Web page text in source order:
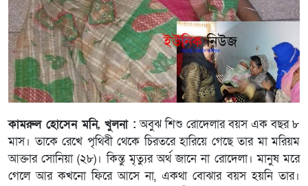
কামরুল হোসেন মনি, খুলনা : অবুঝ শিশু রোদেলার বয়স এক বছর ৮
মাস। তাকে রেখে পৃথিবী থেকে চিরতরে হারিয়ে গেছে তার মা মরিয়ম
আক্তার সোনিয়া (২৮)। কিন্তু মৃত্যুর অর্থ জানে না রোদেলা। মানুষ মরে
গেলে আর কখনো ফিরে আসে না, একথা বোঝার বয়স হয়নি তার।